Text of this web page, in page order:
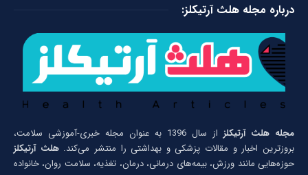
درباره مجله هلث آرتیکلز:
مجله هلث آرتیکلز
از سال 1396 به عنوان مجله خبری-آموزشی سلامت،
بروزترین اخبار و مقالات پزشکی و بهداشتی را منتشر می‌کند.هلث آرتیکلز
حوزه‌هایی مانند ورزش، بیمه‌های درمانی، درمان، تغذیه، سلامت روان، خانواده